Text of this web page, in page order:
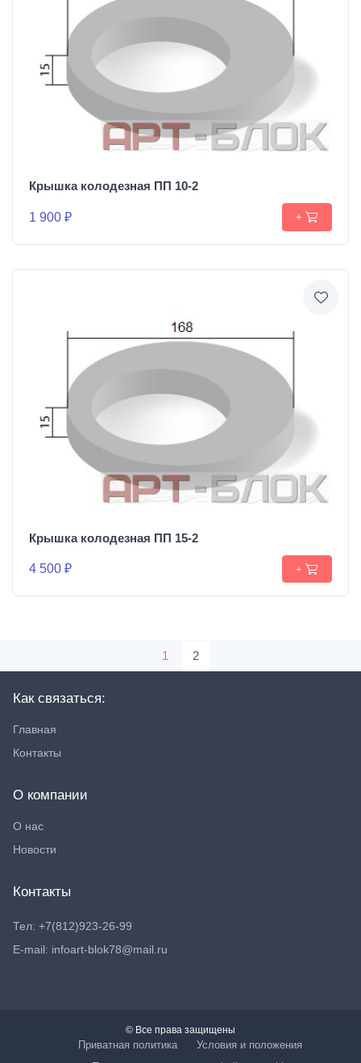
Крышка колодезная ПП 10-2
1 900 ₽ +
Крышка колодезная ПП 15-2
4 500 ₽ +
1 2
Как связаться:
Главная
Контакты
О компании
О нас
Новости
Контакты
Тел: +7(812)923-26-99
E-mail: infoart-blok78@mail.ru
© Все права защищены
Приватная политика
Условия и положения